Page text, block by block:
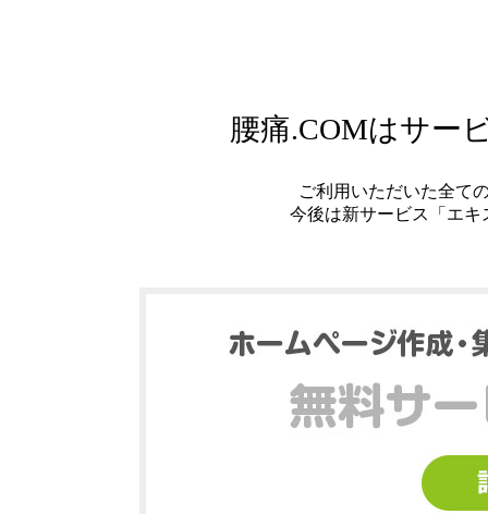
腰痛.COMはサー
ご利用いただいた全て
今後は新サービス「エ